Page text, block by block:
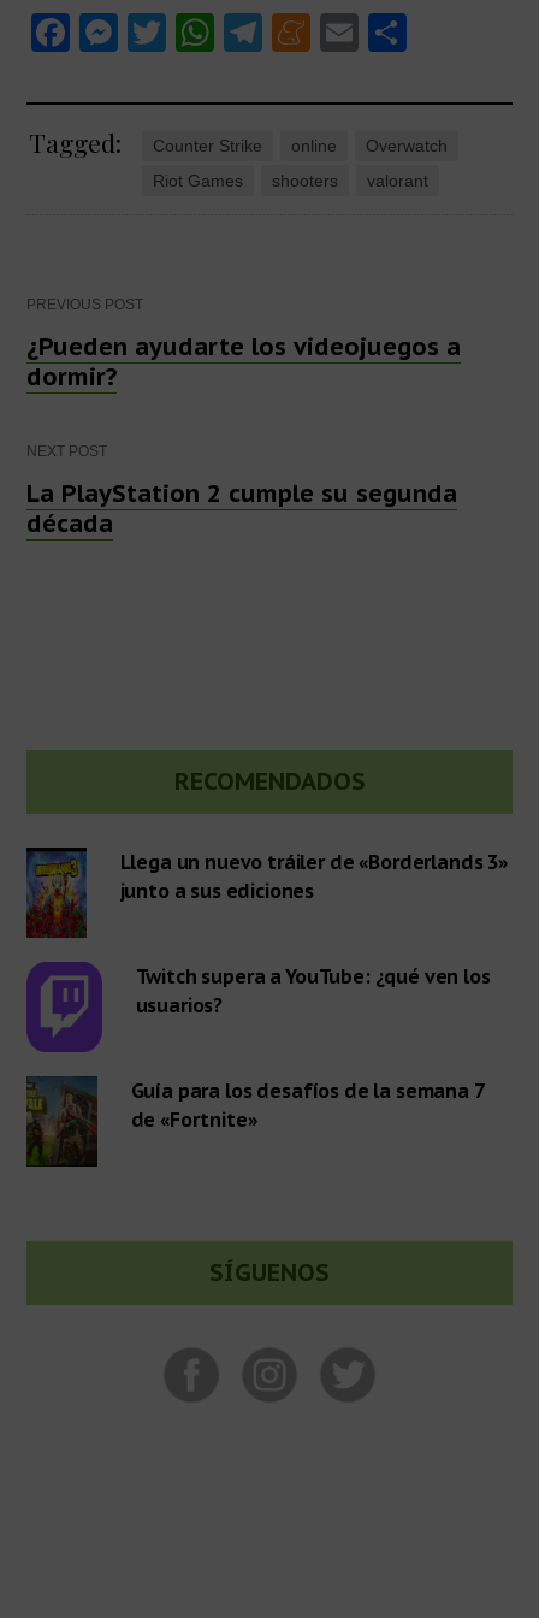
F
c
e
k
M
ss
e
T
tt
er
W
at
s
A
T
e
gr
a
M
n
e
a
E
ail m
p
ar
Tagged: Counter Strike online
Overwatch
Riot Games
shooters valorant
Post
navigation
PREVIOUS POST
¿Pueden ayudarte los videojuegos a
dormir?
NEXT POST
La PlayStation 2 cumple su segunda
década
lateral
primaria
RECOMENDADOS
Llega un nuevo tráiler de «Borderlands 3»
junto a sus ediciones
Twitch supera a YouTube: ¿qué ven los
usuarios?
Guía para los desafíos de la semana 7
de «Fortnite»
SÍGUENOS